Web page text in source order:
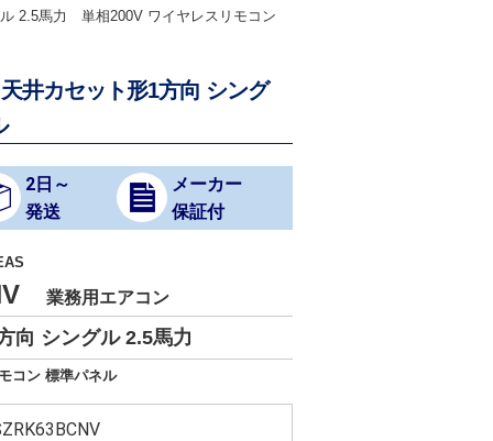
2.5馬力 単相200V ワイヤレスリモコン
カセット形1方向 シング
2日～
発送
メーカー
保証付
業務用エアコン
向 シングル 2.5馬力
コン 標準パネル